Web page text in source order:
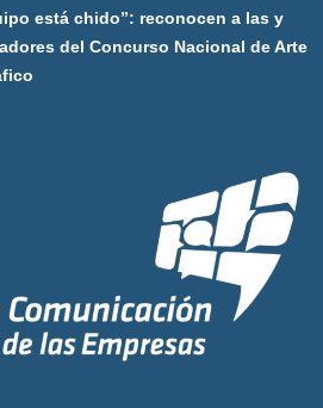
está chido”: reconocen a las y
del Concurso Nacional de Arte